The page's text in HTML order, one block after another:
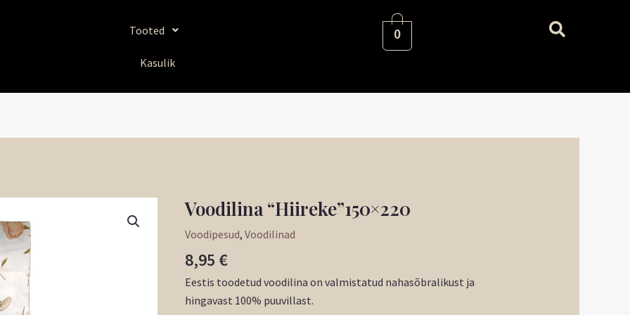
Tooted
Kasulik
0
Voodilina “Hiireke”150×220
Voodipesud,Voodilinad
8,95 €
Eestis toodetud voodilina on valmistatud nahasõbralikust ja
hingavast 100% puuvillast.
Voodilina
kogus